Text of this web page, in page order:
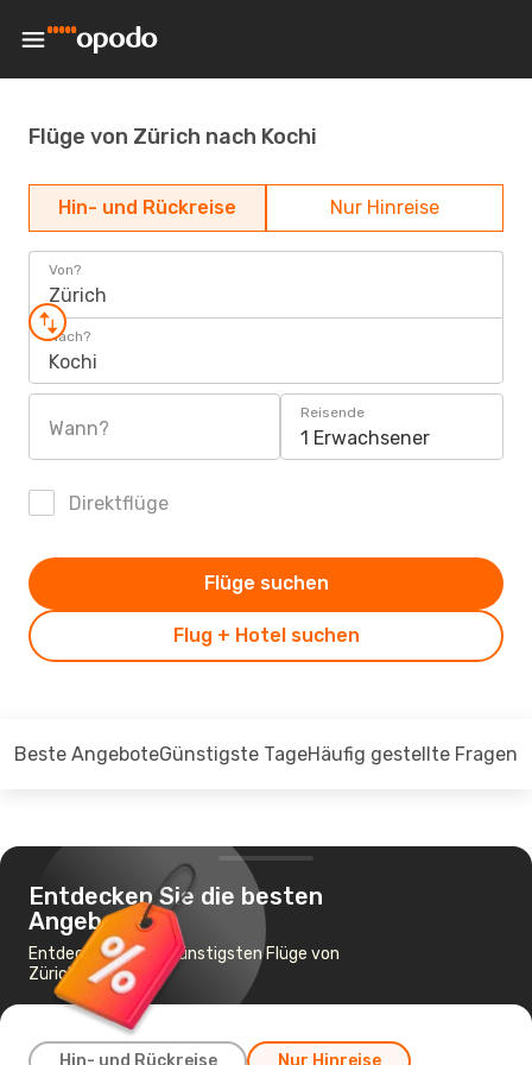
Flüge von Zürich nach Kochi
Hin- und Rückreise Nur Hinreise
Von?
Zürich
Nach?
Kochi
Wann?
Reisende
1 Erwachsener
Direktflüge
Flug + Hotel suchen
Flüge suchen
Beste AngeboteGünstigste TageHäufig gestellte Fragen
Entdecken Sie die besten
Angebote
Entdecken Sie die günstigsten Flüge von
Zürich nach Kochi
Hin- und Rückreise Nur Hinreise